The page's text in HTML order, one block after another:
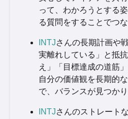
って、わかろうとする
る質問をすることでつ
INTJさんの長期計画や
実離れしている」と抵
え」「目標達成の道筋
自分の価値観を長期的
で、バランスが見つかり
INTJさんのストレート